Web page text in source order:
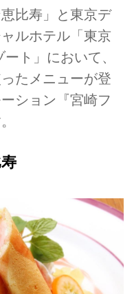
比寿」と東京デ
ルホテル「東京
ト」において、
たメニューが登
ション『宮崎フ